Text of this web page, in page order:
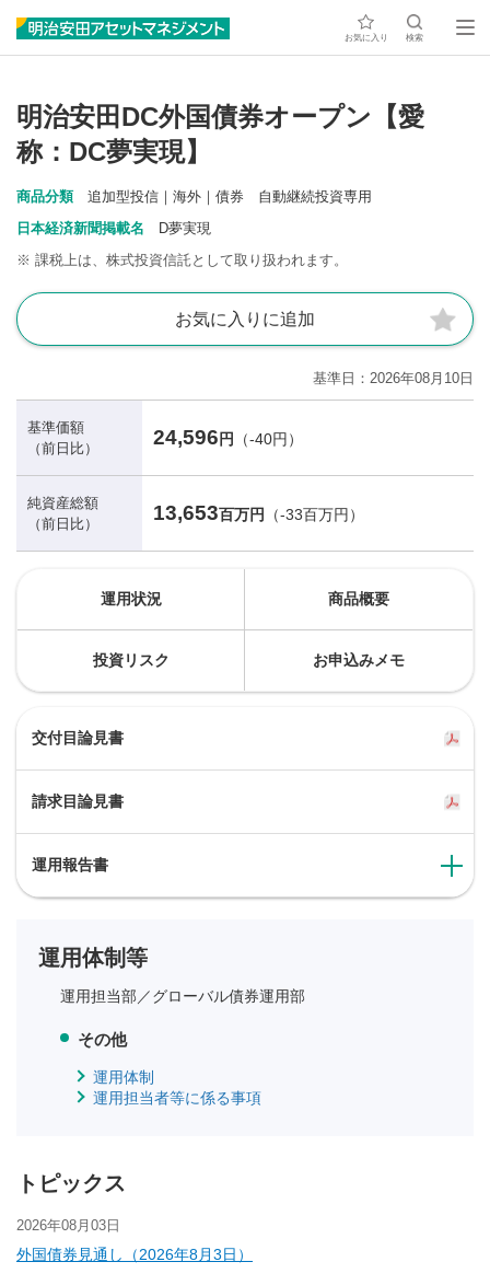
お気に入り 検索
明治安田DC外国債券オープン【愛
称：DC夢実現】
商品分類
追加型投信｜海外｜債券 自動継続投資専用
日本経済新聞掲載名
D夢実現
※ 課税上は、株式投資信託として取り扱われます。
お気に入りに追加
基準日 2026年08月10日
基準価額
（前日比）
24,596 円 （-40円）
純資産総額
（前日比）
13,653百万円 （-33百万円）
運用状況 商品概要
投資リスク お申込みメモ
交付目論見書
請求目論見書
運用報告書
運用体制等
運用担当部／グローバル債券運用部
その他
運用体制
運用担当者等に係る事項
トピックス
2026年08月03日
外国債券見通し（2026年8月3日）